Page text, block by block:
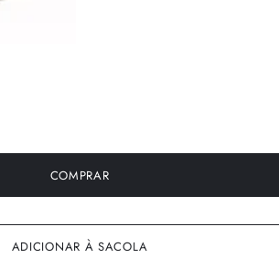
COMPRAR
ADICIONAR À SACOLA